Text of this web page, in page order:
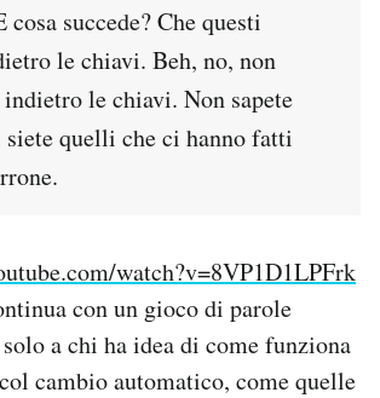
cosa succede? Che questi
le chiavi. Beh, no, non
indietro le chiavi. Non sapete
siete quelli che ci hanno fatti
watch?v=8VP1D1LPFrk
con un gioco di parole
a chi ha idea di come funziona
cambio automatico, come quelle